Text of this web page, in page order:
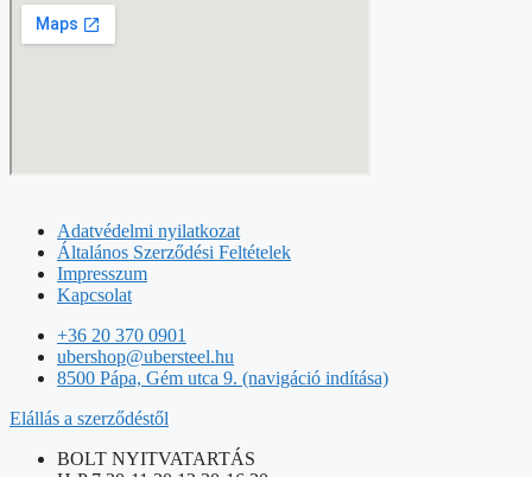
Adatvédelmi nyilatkozat
Általános Szerződési Feltételek
Impresszum
Kapcsolat
+36 20 370 0901
ubershop@ubersteel.hu
8500 Pápa, Gém utca 9. (navigáció indítása)
Elállás a szerződéstől
BOLT NYITVATARTÁS